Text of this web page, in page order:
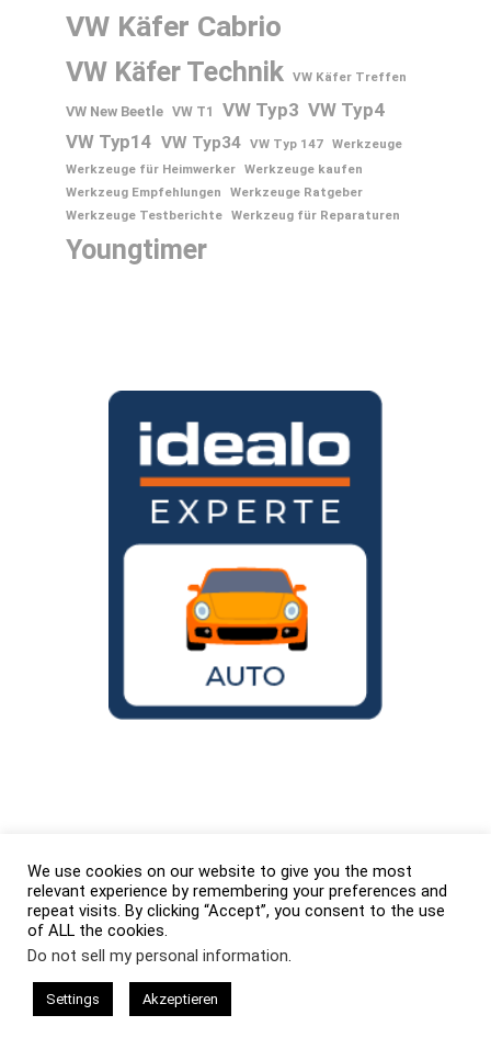
VW Käfer Cabrio
VW Käfer Technik VW Käfer Treffen
VW New Beetle VW T1 VW Typ3 VW Typ4
VW Typ14 VW Typ34 VW Typ 147 Werkzeuge
Werkzeuge für Heimwerker Werkzeuge kaufen
Werkzeug Empfehlungen
Werkzeuge Ratgeber
Werkzeuge Testberichte Werkzeug für Reparaturen
Youngtimer
We use cookies on our website to give you the most
relevant experience by remembering your preferences and
repeat visits. By clicking “Accept”, you consent to the use
of ALL the cookies.
Do not sell my personal information.
Settings Akzeptieren